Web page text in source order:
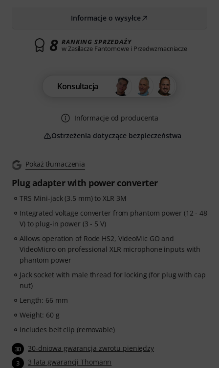
Pokaż tłumaczenia
Plug adapter with power converter
TRS Mini-jack (3.5 mm) to XLR 3M
Integrated voltage converter from phantom power (12 - 48
V) to plug-in power (3 - 5 V)
Allows operation of Rode HS2, VideoMic GO and
VideoMicro on professional XLR microphone inputs with
phantom power
Jack socket with male thread for locking (for plug with cap
nut)
Length: 66 mm
Weight: 60 g
Includes belt clip (removable)
30 30-dniowa gwarancja zwrotu pieniędzy
3 3 lata gwarancji Thomann
Informacje o wysyłce
8 RANKING SPRZEDAŻY
w Zasilacze Fantomowe i Przedwzmacniacze
Konsultacja
Informacje od producenta
Ostrzeżenia dotyczące bezpieczeństwa